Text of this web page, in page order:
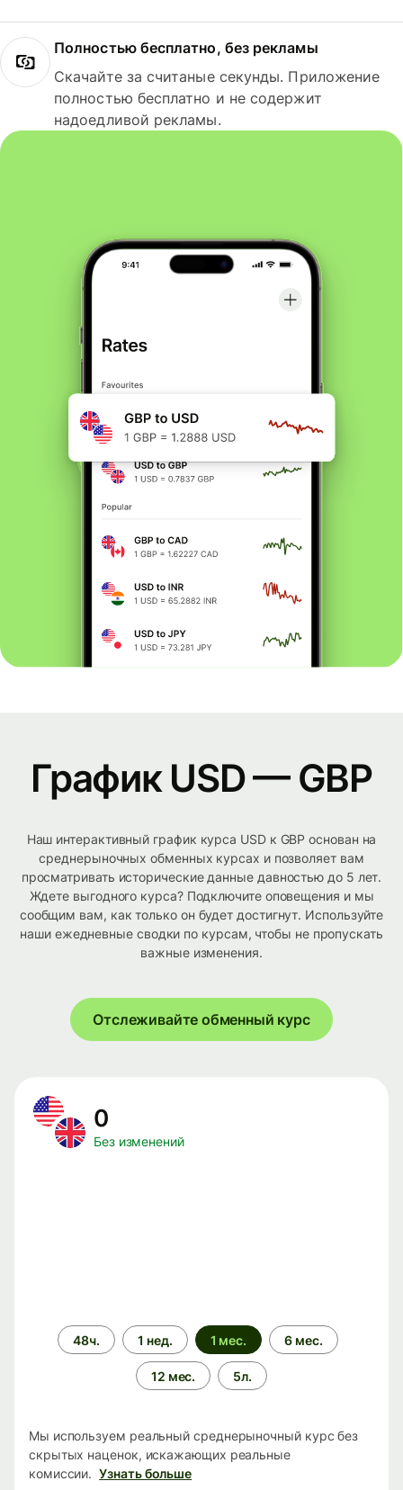
Полностью бесплатно, без рекламы
Скачайте за считаные секунды. Приложение
полностью бесплатно и не содержит
надоедливой рекламы.
График USD — GBP
Наш интерактивный график курса USD к GBP основан на
среднерыночных обменных курсах и позволяет вам
просматривать исторические данные давностью до 5 лет.
Ждете выгодного курса? Подключите оповещения и мы
сообщим вам, как только он будет достигнут. Используйте
наши ежедневные сводки по курсам, чтобы не пропускать
важные изменения.
Отслеживайте обменный курс
0
Без изменений
Период
времени
48ч. 1 нед. 1 мес. 6 мес.
12 мес. 5л.
Мы используем реальный среднерыночный курс без
скрытых наценок, искажающих реальные
комиссии. Узнать больше